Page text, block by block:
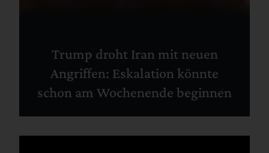
Trump droht Iran mit neuen
Angriffen: Eskalation könnte
schon am Wochenende beginnen